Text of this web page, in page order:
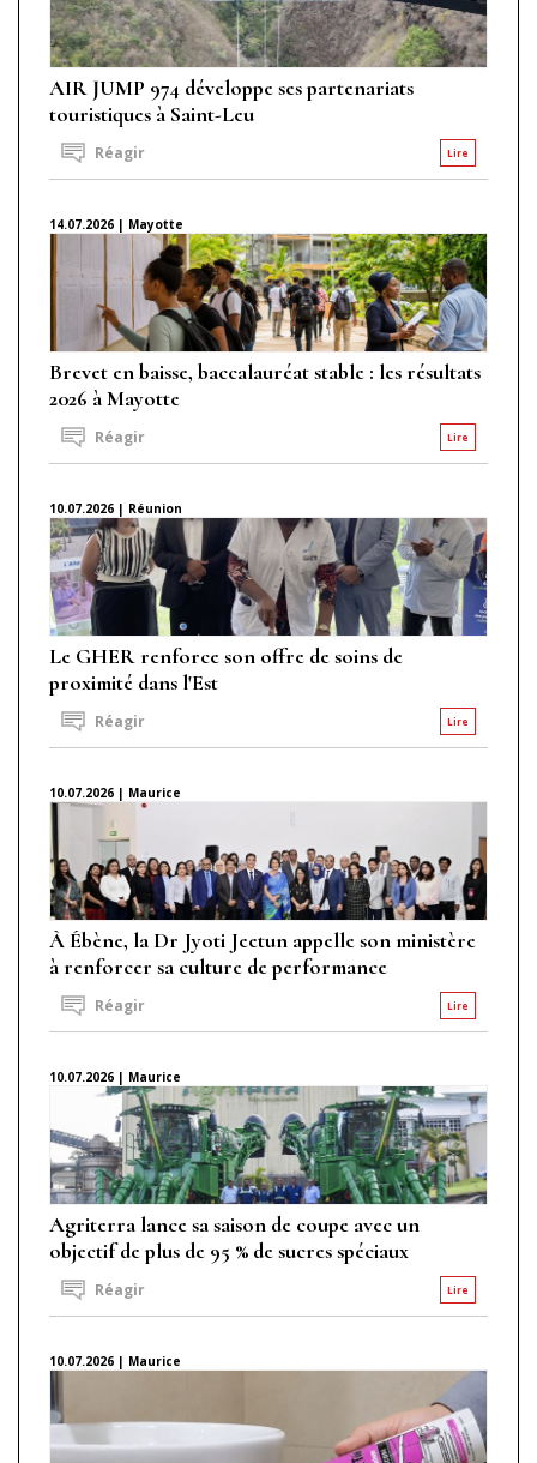
AIR JUMP 974 développe ses partenariats
touristiques à Saint-Leu
Lire
Réagir
14.07.2026 | Mayotte
Brevet en baisse, baccalauréat stable : les résultats
2026 à Mayotte
Lire
Réagir
10.07.2026 | Réunion
Le GHER renforce son offre de soins de
proximité dans l'Est
Lire
Réagir
10.07.2026 | Maurice
À Ébène, la Dr Jyoti Jeetun appelle son ministère
à renforcer sa culture de performance
Lire
Réagir
10.07.2026 | Maurice
Agriterra lance sa saison de coupe avec un
objectif de plus de 95 % de sucres spéciaux
Lire
Réagir
10.07.2026 | Maurice